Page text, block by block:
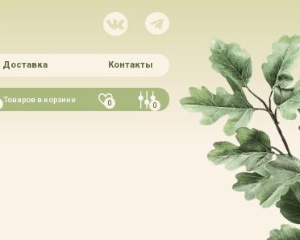
Доставка Контакты
Товаров в корзине 0 0